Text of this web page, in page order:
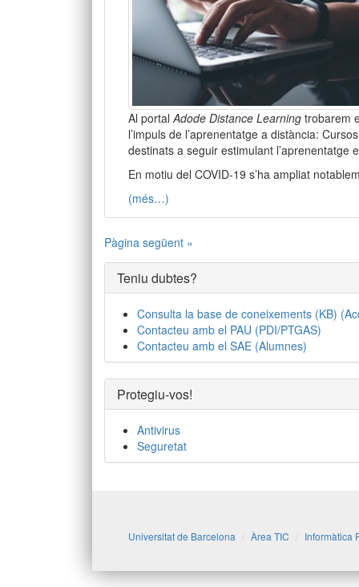
Al portal Adode Distance Learning trobarem
l’impuls de l’aprenentatge a distància:
destinats a seguir estimulant l’aprenentatge
En motiu del COVID-19 s’ha ampliat
(més…)
Pàgina següent »
Teniu dubtes?
Consulta la base de coneixements (KB)
Contacteu amb el PAU (PDI/PTGAS)
Contacteu amb el SAE (Alumnes)
Protegiu-vos!
Antivirus
Seguretat
Universitat de Barcelona Àrea TIC Informàtica